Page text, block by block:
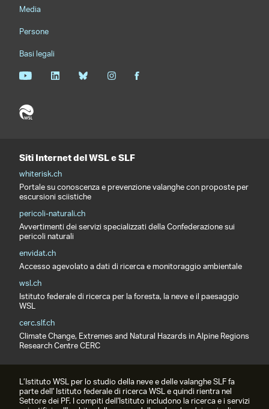
Media
Persone
Basi legali
Siti Internet del WSL e SLF
whiterisk.ch
Portale su conoscenza e prevenzione valanghe con proposte per
escursioni sciistiche
pericoli-naturali.ch
Avvertimenti dei servizi specializzati della Confederazione sui
pericoli naturali
envidat.ch
Accesso agevolato a dati di ricerca e monitoraggio ambientale
wsl.ch
Istituto federale di ricerca per la foresta, la neve e il paesaggio
WSL
cerc.slf.ch
Climate Change, Extremes and Natural Hazards in Alpine Regions
Research Centre CERC
L’Istituto WSL per lo studio della neve e delle valanghe SLF fa
parte dell' Istituto federale di ricerca WSL e quindi rientra nel
Settore dei PF. I compiti dell'Istituto includono la ricerca e i servizi